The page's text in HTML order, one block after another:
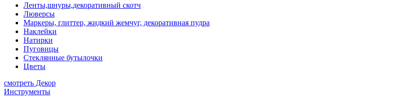
Ленты,шнуры,декоративный скотч
Люверсы
Маркеры, глиттер, жидкий жемчуг, декоративная пудра
Наклейки
Натирки
Пуговицы
Стеклянные бутылочки
Цветы
смотреть Декор
Инструменты